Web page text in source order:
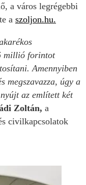
a város legrégebbi
a szoljon.hu.
millió forintot
Amennyiben
megszavazza, úgy a
az említett két
Zoltán, a
civilkapcsolatok